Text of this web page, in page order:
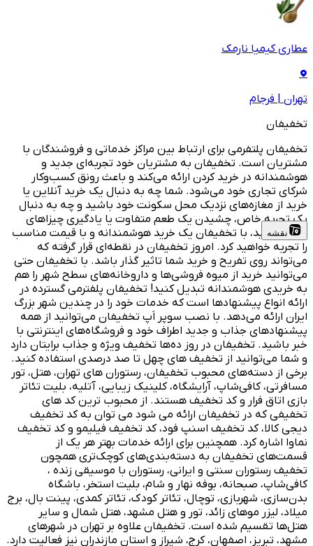
عطاری کیمیا نارمک
تهران | فرجام
تخفیفان
تخفیفان پلتفرمی برای ارتباط بین مراکز خدماتی و فروشندگان با
مشتریان است. تخفیفان به مشتریان خود تجربه‌ای جدید و
هوشمندانه در خرید کردن ارائه می‌کند و باعث رونق کسب‌وکار
شرکای تجاری خود می‌شود. شما چه به دنبال یک خرید آنلاین یا
خرید از مغازه‌های نزدیک محل سکونت خود باشید و چه به دنبال
یک تجربه خاص، چشیدن یک طعم متفاوت یا یادگیری چیزاهای
جدید باشید، با تخفیفان یک خرید هوشمندانه و با قیمت مناسب
را تجربه خواهید کرد. امروز تخفیفان در نقطه‌ای قرار گرفته که
می‌تواند روی تفریح و خرید شما تاثیر گذار باشد. با تخفیفان حتی
می‌توانید خرید از میوه فروشی‌ها و داروخانه‌های سطح شهر را هم
به خریدی هوشمندانه تبدیل کنید! تخفیفان پلفترمی گسترده در
ارائه انواع پیشنهادها است که خدمات خود را در چندین شهر بزرگ
ایران ارائه می‌دهد. با نصب سوپر اَپ تخفیفان می‌توانید از همه
پیشنهادهای جذاب و جدید اطراف خود و فروشگاه‌های اینترنتی با
خبر باشید. تخفیفان در روز ده‌ها تخفیف ویژه و جذاب برایتان دارد
و شما می‌توانید از تخفیف های چهل تا صد درصدی استفاده کنید.
برخی از دسته‌های محبوب تخفیفان، رستوران های تهران، هتل، تور
مسافرتی، کافی‌شاپ، آرایشگاه، کلینیک زیبایی، آتلیه، بلیت تئاتر
بازی اتاق فرار و کد تخفیف هستند. از محبوب ترین کد های
تخفیفی که در تخفیفان ارائه می شود می توان به کد تخفیف
دیجی کالا، کد تخفیف اسنپ فود، کد تخفیف فیلیمو و کد تخفیف
نماوا اشاره کرد. همچنین برای ارائه خدمات بهتر هر یک از
قسمت‌های تخفیفان به دسته‌بندی‌های کوچک‌تری همچون
تخفیف رستوران سنتی و ایرانی، رستوران با موسیقی زنده ،
کافی‌شاپ، صبحانه، بوفه نهار و شام، بلیت استخر، باشگاه
بدن‌سازی، شهربازی، توچال، تئاتر کودک، تئاتر کمدی، پینت بال، برج
میلاد، لیزر موهای زائد، تور و هتل مشهد، هتل شمال و سایر
هتل‌ها تقسیم شده است. تخفیفان علاوه بر تهران در شهرهای
مشهد، تبریز، اصفهان، کرج، شیراز و استان مازندران نیز فعالیت دارد.
نقشه